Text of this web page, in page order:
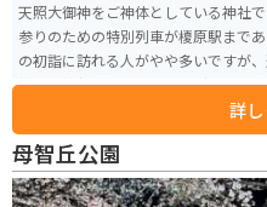
天照大御神をご神体としている神社
参りのための特別列車が榎原駅まで
の初詣に訪れる人がやや多いですが
複数の神社があり、ここで3社参り
詳
母智丘公園